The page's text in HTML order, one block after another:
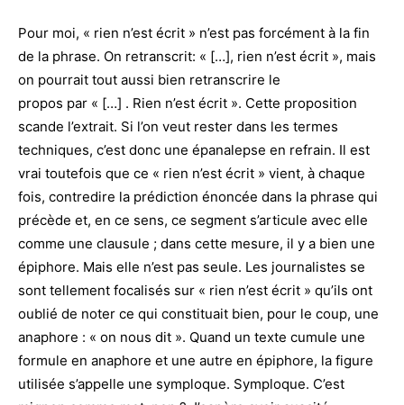
Pour moi, « rien n’est écrit » n’est pas forcément à la fin
de la phrase. On retranscrit: « […], rien n’est écrit », mais
on pourrait tout aussi bien retranscrire le
propos par « […] . Rien n’est écrit ». Cette proposition
scande l’extrait. Si l’on veut rester dans les termes
techniques, c’est donc une épanalepse en refrain. Il est
vrai toutefois que ce « rien n’est écrit » vient, à chaque
fois, contredire la prédiction énoncée dans la phrase qui
précède et, en ce sens, ce segment s’articule avec elle
comme une clausule ; dans cette mesure, il y a bien une
épiphore. Mais elle n’est pas seule. Les journalistes se
sont tellement focalisés sur « rien n’est écrit » qu’ils ont
oublié de noter ce qui constituait bien, pour le coup, une
anaphore : « on nous dit ». Quand un texte cumule une
formule en anaphore et une autre en épiphore, la figure
utilisée s’appelle une symploque. Symploque. C’est